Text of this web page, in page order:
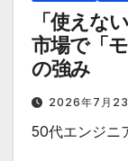
「使えな
市場で「
の強み
2026年7月23
50代エンジニ